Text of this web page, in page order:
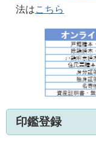
法はこちら
印鑑登録